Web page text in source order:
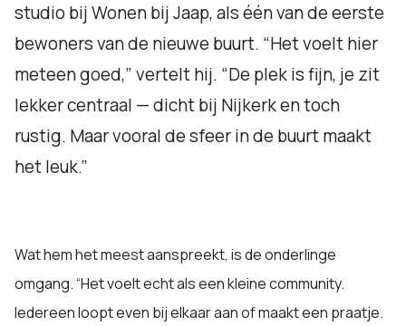
studio bij Wonen bij Jaap, als één van de eerste
bewoners van de nieuwe buurt. “Het voelt hier
meteen goed,” vertelt hij. “De plek is fijn, je zit
lekker centraal — dicht bij Nijkerk en toch
rustig. Maar vooral de sfeer in de buurt maakt
het leuk.”
Wat hem het meest aanspreekt, is de onderlinge
omgang. “Het voelt echt als een kleine community.
Iedereen loopt even bij elkaar aan of maakt een praatje.